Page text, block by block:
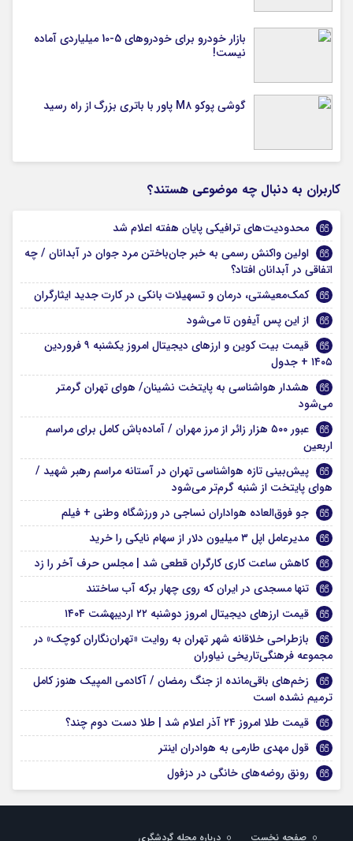
بازار خودرو برای خودروهای 5-10 میلیاردی آماده
نیست!
گوشی پوکو M۸ پاور با باتری بزرگ از راه رسید
کاربران به دنبال چه موضوعی هستند؟
محدودیت‌‌های ترافیکی پایان هفته اعلام شد
اولین واکنش رسمی به خبر جان‌باختن مرد جوان در آبدانان / چه
اتفاقی در آبدانان افتاد؟
کمک‌معیشتی، درمان و تسهیلات بانکی در کارت جدید ایثارگران
از این پس آیفون تا می‌‎شود
قیمت بیت کوین و ارز‌های دیجیتال امروز یکشنبه ۹ فروردین
۱۴۰۵ + جدول
هشدار هواشناسی به پایتخت نشینان/ هوای تهران گرمتر
می‌شود
عبور ۵۰۰ هزار زائر از مرز مهران / آماده‌باش کامل برای مراسم
اربعین
پیش‌بینی تازه هواشناسی تهران در آستانه مراسم رهبر شهید /
هوای پایتخت از شنبه گرم‌تر می‌شود
جو فوق‌العاده هواداران نساجی در ورزشگاه وطنی + فیلم
مدیرعامل اپل ۳ میلیون دلار از سهام نایکی را خرید
کاهش ساعت کاری کارگران قطعی شد | مجلس حرف آخر را زد
تنها مسجدی در ایران که روی چهار برکه آب ساختند
قیمت ارز‌های دیجیتال امروز دوشنبه ۲۲ اردیبهشت ۱۴۰۴
بازطراحی خلاقانه شهر تهران به روایت «تهران‌نگاران کوچک» در
مجموعه فرهنگی‌تاریخی نیاوران
زخم‌های باقی‌مانده از جنگ رمضان / آکادمی المپیک هنوز کامل
ترمیم نشده است
قیمت طلا امروز ۲۴ آذر اعلام شد | طلا دست دوم چند؟
قول مهدی طارمی به هوادران اینتر
رونق روضه‌های خانگی در دزفول
صفحه نخست درباره مجله گردشگری